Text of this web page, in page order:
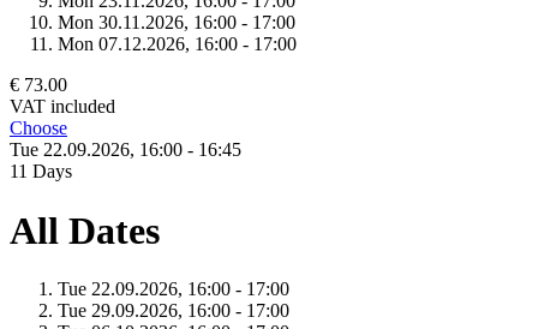
Mon 30.11.2026, 16:00 - 17:00
Mon 07.12.2026, 16:00 - 17:00
€ 73.00
VAT included
Choose
Tue 22.09.2026, 16:00 - 16:45
11 Days
All Dates
Tue 22.09.2026, 16:00 - 17:00
Tue 29.09.2026, 16:00 - 17:00